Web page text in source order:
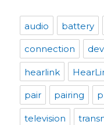
audio battery
connection
hearlink
pair pairing
television